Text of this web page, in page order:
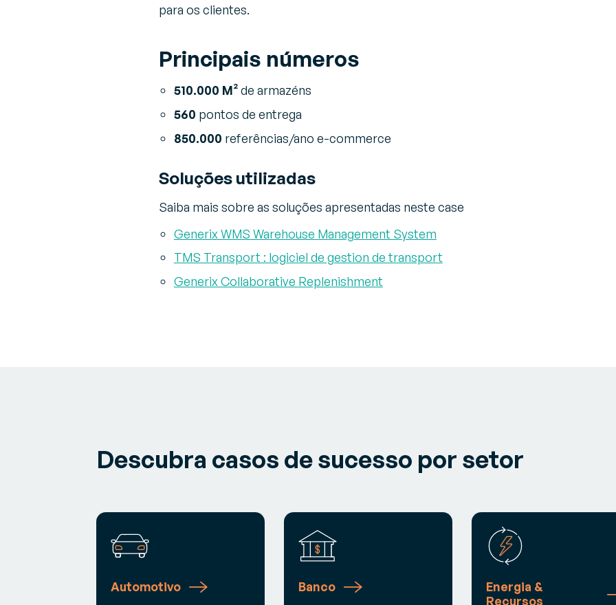
para os clientes.
Principais números
510.000 M²de armazéns
560 pontos de entrega
850.000 referências/ano e-commerce
Soluções utilizadas
Saiba mais sobre as soluções apresentadas neste case
Generix WMS Warehouse Management System
TMS Transport : logiciel de gestion de transport
Generix Collaborative Replenishment
Descubra casos de sucesso por setor
Automotivo Banco
Energia &
Recursos